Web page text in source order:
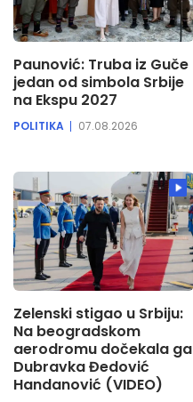
Paunović: Truba iz Guče
jedan od simbola Srbije
na Ekspu 2027
POLITIKA 07.08.2026
Zelenski stigao u Srbiju:
Na beogradskom
aerodromu dočekala ga
Dubravka Đedović
Handanović (VIDEO)